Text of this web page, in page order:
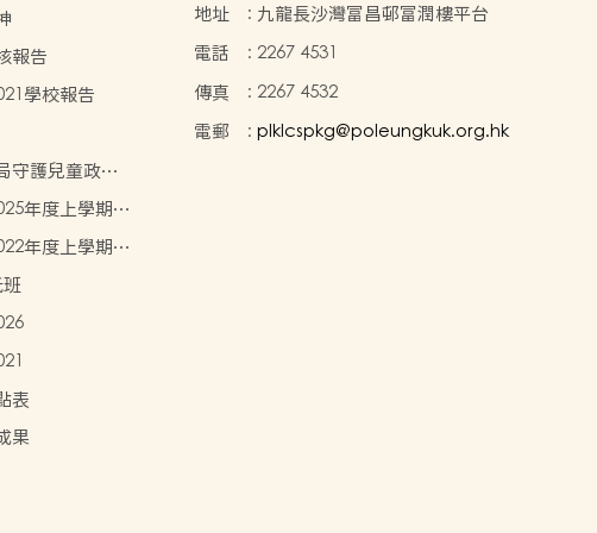
報告
學校報告
守護兒童政策
年度上學期學
費價目表
年度上學期學
費價目表
表
果
地址 : 九龍長沙灣富昌邨富潤樓平台
電話
: 2267 4531
傳真
: 2267 4532
電郵
: plklcspkg@poleungkuk.org.hk